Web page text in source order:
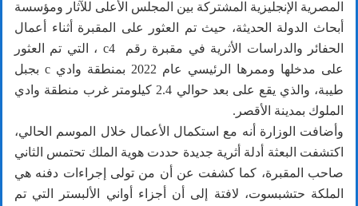
المصرية الإنجليزية المشتركة بين المجلس الأعلى للآثار ومؤسسة
أبحاث الدولة الحديثة، حيث تم العثور على المقبرة أثناء أعمال
الحفائر والدراسات الأثرية في مقبرة رقم c4 ، التي تم العثور
على مدخلها وممرها الرئيسي عام 2022 بمنطقة وادي c بجبل
طيبة، والذي يقع على بعد حوالي 2.4 كيلومتر غرب منطقة وادي
الملوك بمدينة الأقصر.
وأضافت الوزارة أنه مع استكمال الأعمال خلال الموسم الحالي،
اكتشفت البعثة أدلة أثرية جديدة حددت هوية الملك تحتمس الثاني
صاحب المقبرة، كما كشفت عن أن من تولى إجراءات دفنه هي
الملكة حتشبسوت، لافتة إلى أن أجزاء أواني الألبستر التي تم